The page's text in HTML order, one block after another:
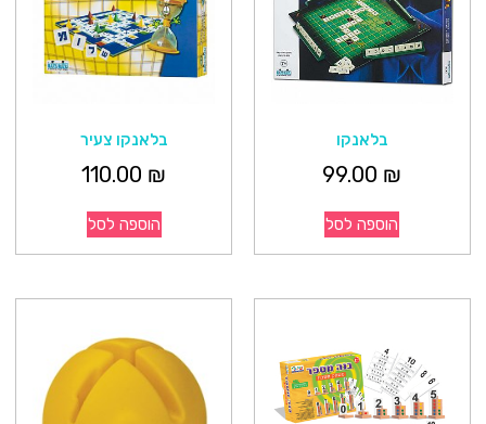
בלאנקו
99.00 ₪
הוספה לסל
בלאנקו צעיר
110.00 ₪
הוספה לסל